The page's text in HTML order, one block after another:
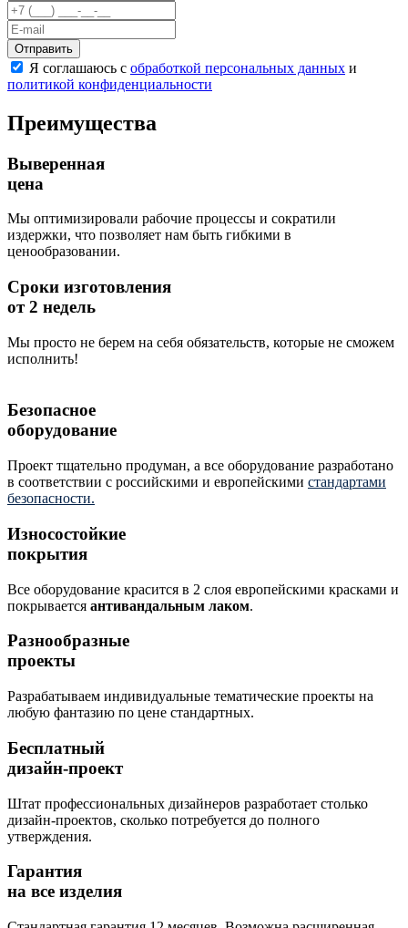
Отправить
Я соглашаюсь с обработкой персональных данных и
политикой конфиденциальности
Преимущества
Выверенная
цена
Мы оптимизировали рабочие процессы и сократили
издержки, что позволяет нам быть гибкими в
ценообразовании.
Сроки изготовления
от 2 недель
Мы просто не берем на себя обязательств, которые не сможем
исполнить!
Безопасное
оборудование
Проект тщательно продуман, а все оборудование разработано
в соответствии с российскими и европейскими стандартами
безопасности.
Износостойкие
покрытия
Все оборудование красится в 2 слоя европейскими красками и
покрывается антивандальным лаком.
Разнообразные
проекты
Разрабатываем индивидуальные тематические проекты на
любую фантазию по цене стандартных.
Бесплатный
дизайн-проект
Штат профессиональных дизайнеров разработает столько
дизайн-проектов, сколько потребуется до полного
утверждения.
Гарантия
на все изделия